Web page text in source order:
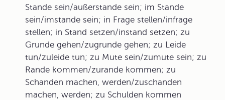
Stande sein/außerstande sein; im Stande
sein/imstande sein; in Frage stellen/infrage
stellen; in Stand setzen/instand setzen; zu
Grunde gehen/zugrunde gehen; zu Leide
tun/zuleide tun; zu Mute sein/zumute sein; zu
Rande kommen/zurande kommen; zu
Schanden machen, werden/zuschanden
machen, werden; zu Schulden kommen